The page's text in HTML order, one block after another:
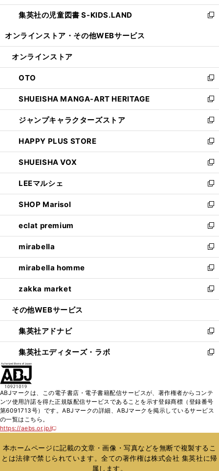
開
く
ウ
で
ン
ド
開
し
い
ン
ウ
で
開
く
集英社の児童図書 S-KIDS.LAND
新
ウ
ン
ド
ウ
で
開
く
オンラインストア・ その他WEBサービス
オンラインストア
OTO
新
し
い
ウ
ィ
ン
ド
ウ
で
開
く
SHUEISHA MANGA-ART HERITAGE
新
し
い
ウ
ィ
ン
ド
ウ
で
開
く
ジャンプキャラクターズストア
新
し
い
ウ
ィ
ン
ド
ウ
で
開
く
HAPPY PLUS STORE
新
し
い
ウ
ィ
ン
ド
ウ
で
開
く
SHUEISHA VOX
新
し
い
ウ
ィ
ン
ド
ウ
で
開
く
LEEマルシェ
新
し
い
ウ
ィ
ン
ド
ウ
で
開
く
SHOP Marisol
新
し
い
ウ
ィ
ン
ド
ウ
で
開
eclat premium
新
し
い
ウ
ィ
ン
ド
ウ
開
く
mirabella
新
し
い
ウ
ィ
ン
ウ
で
開
く
mirabella homme
新
し
い
ウ
ン
ド
ウ
で
zakka market
新
し
ウ
ィ
ン
ド
く
その他WEBサービス
集英社アドナビ
新
し
い
ド
ウ
で
集英社エディターズ・ラボ
新
ィ
ン
ド
開
く
ABJマークは、この電子書店・電子書籍配信サービスが、著作権者からコンテ
ンツ使用許諾を得た正規版配信サービスであることを示す登録商標（登録番号
第6091713号）です。ABJマークの詳細、ABJマークを掲示しているサービス
の一覧はこちら。
https://aebs.or.jp/
新
い
ウ
ィ
本ホームページに記載の文章・画像・写真などを無断で複製するこ
とは法律で禁じられています。全ての著作権は株式会社 集英社に帰
属します。